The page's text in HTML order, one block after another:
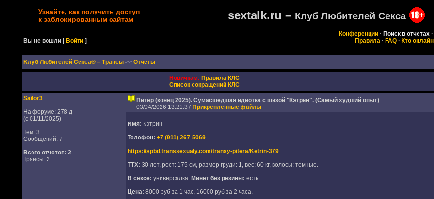
Узнайте, как получить доступ
к заблокированным сайтам
sextalk.ru – Клуб Любителей Секса
Вы не вошли [Войти ]
Конференции· Поиск в отчетах·
Правила · FAQ · Кто онлайн
Kлуб Любителей Секса® – Трансы >> Отчеты
Новичкам: Правила КЛС
Список сокращений КЛС
Sailor3
На форуме: 278 д
(с 01/11/2025)
Тем: 3
Сообщений: 7
Всего отчетов: 2
Трансы: 2
Питер (конец 2025). Сумасшедшая идиотка с шизой "Кэтрин". (Самый худший опыт)
03/04/2026 13:21:37 Прикреплённые файлы
Имя: Кэтрин
Телефон: +7 (911) 267-5069
https://spbd.transsexualy.com/transy-pitera/Ketrin-379
ТТХ: 30 лет, рост: 175 см, размер груди: 1, вес: 60 кг, волосы: темные.
В сексе: универсалка. Минет без резины: есть.
Цена: 8000 руб за 1 час, 16000 руб за 2 часа.